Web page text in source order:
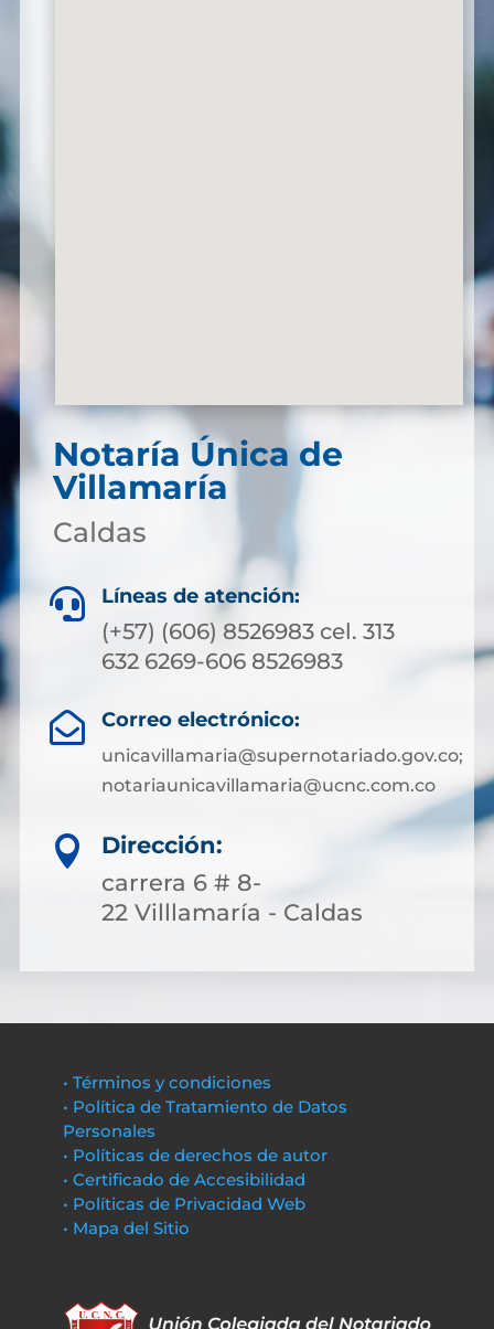
Notaría Única de
Villamaría
Caldas
 Líneas de atención:
(+57) (606) 8526983 cel. 313
632 6269-606 8526983
 Correo electrónico:
unicavillamaria@supernotariado.gov.co;
notariaunicavillamaria@ucnc.com.co

Dirección:
carrera 6 # 8-
22 Villlamaría - Caldas
• Términos y condiciones
• Política de Tratamiento de Datos
Personales
• Políticas de derechos de autor
• Certificado de Accesibilidad
• Políticas de Privacidad Web
• Mapa del Sitio